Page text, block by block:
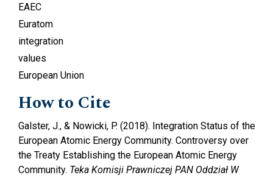
EAEC
Euratom
integration
values
European Union
How to Cite
Galster, J., & Nowicki, P. (2018). Integration Status of the
European Atomic Energy Community. Controversy over
the Treaty Establishing the European Atomic Energy
Community. Teka Komisji Prawniczej PAN Oddział W